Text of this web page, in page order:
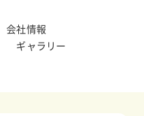
会社情報
ギャラリー